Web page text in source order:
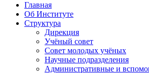
Главная
Об Институте
Структура
Дирекция
Учёный совет
Совет молодых учёных
Научные подразделения
Административные и